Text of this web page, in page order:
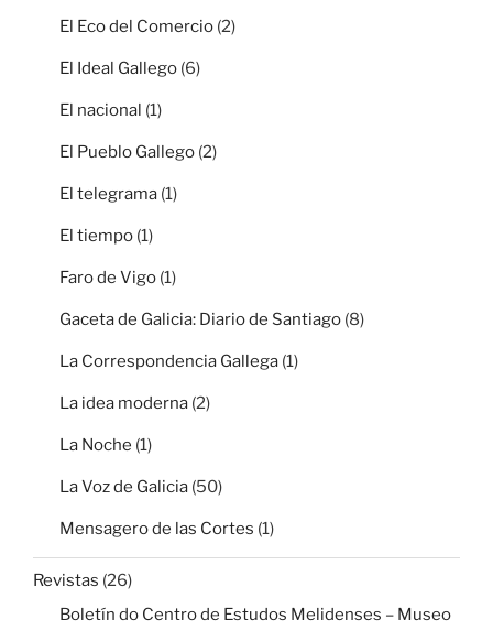
El Eco del Comercio (2)
El Ideal Gallego (6)
El nacional (1)
El Pueblo Gallego (2)
El telegrama (1)
El tiempo (1)
Faro de Vigo (1)
Gaceta de Galicia: Diario de Santiago (8)
La Correspondencia Gallega (1)
La idea moderna (2)
La Noche (1)
La Voz de Galicia (50)
Mensagero de las Cortes (1)
Revistas (26)
Boletín do Centro de Estudos Melidenses – Museo